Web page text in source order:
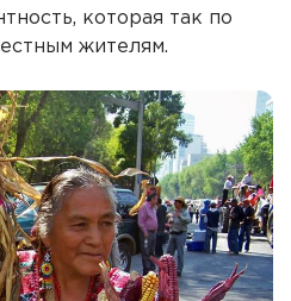
которая так по
жителям.